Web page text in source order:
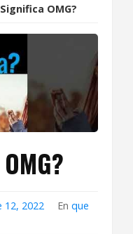
OMG?
12, 2022 Enque